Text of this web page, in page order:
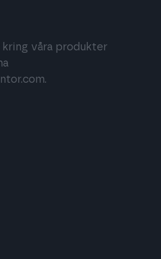
kring våra produkter
.